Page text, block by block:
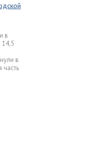
в
14,5
в
часть